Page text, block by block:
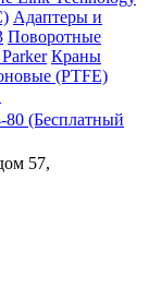
Адаптеры и
Поворотные
Краны
(PTFE)
80 (Бесплатный
57,